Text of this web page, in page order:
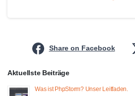
Share on Facebook
Aktuellste Beiträge
Was ist PhpStorm? Unser Leitfaden.